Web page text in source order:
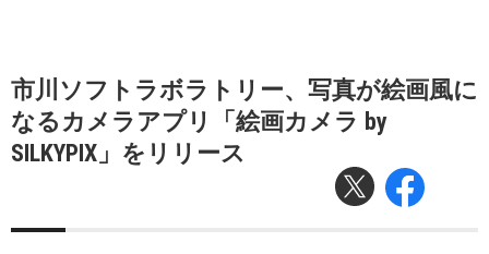
市川ソフトラボラトリー、写真が絵画風に
なるカメラアプリ「絵画カメラ by
SILKYPIX」をリリース